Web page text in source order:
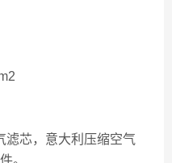
滤芯，意大利压缩空气
。